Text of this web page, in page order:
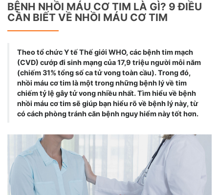
BỆNH NHỒI MÁU CƠ TIM LÀ GÌ? 9 ĐIỀU
CẦN BIẾT VỀ NHỒI MÁU CƠ TIM
Theo tổ chức Y tế Thế giới WHO, các bệnh tim mạch
(CVD) cướp đi sinh mạng của 17,9 triệu người mỗi năm
(chiếm 31% tổng số ca tử vong toàn cầu). Trong đó,
nhồi máu cơ tim là một trong những bệnh lý về tim
chiếm tỷ lệ gây tử vong nhiều nhất. Tìm hiểu về bệnh
nhồi máu cơ tim sẽ giúp bạn hiểu rõ về bệnh lý này, từ
có cách phòng tránh căn bệnh nguy hiểm này tốt hơn.